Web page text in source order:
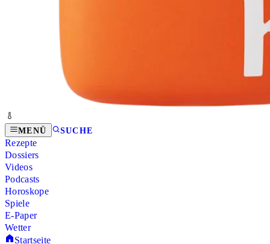
MENÜ SUCHE
Rezepte
Dossiers
Videos
Podcasts
Horoskope
Spiele
E-Paper
Wetter
Startseite